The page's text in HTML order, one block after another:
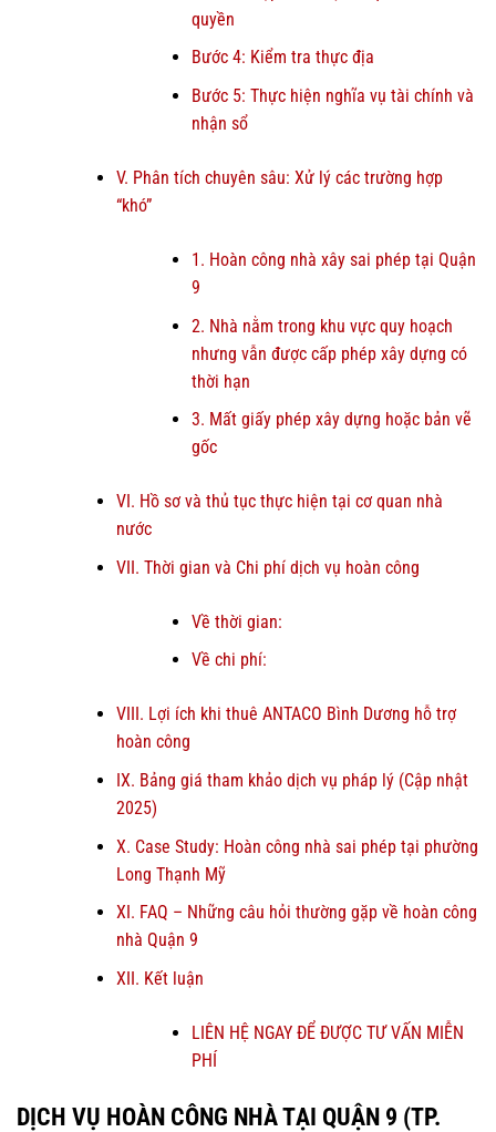
quyền
Bước 4: Kiểm tra thực địa
Bước 5: Thực hiện nghĩa vụ tài chính và
nhận sổ
V. Phân tích chuyên sâu: Xử lý các trường hợp
“khó”
1. Hoàn công nhà xây sai phép tại Quận
9
2. Nhà nằm trong khu vực quy hoạch
nhưng vẫn được cấp phép xây dựng có
thời hạn
3. Mất giấy phép xây dựng hoặc bản vẽ
gốc
VI. Hồ sơ và thủ tục thực hiện tại cơ quan nhà
nước
VII. Thời gian và Chi phí dịch vụ hoàn công
Về thời gian:
Về chi phí:
VIII. Lợi ích khi thuê ANTACO Bình Dương hỗ trợ
hoàn công
IX. Bảng giá tham khảo dịch vụ pháp lý (Cập nhật
2025)
X. Case Study: Hoàn công nhà sai phép tại phường
Long Thạnh Mỹ
XI. FAQ – Những câu hỏi thường gặp về hoàn công
nhà Quận 9
XII. Kết luận
LIÊN HỆ NGAY ĐỂ ĐƯỢC TƯ VẤN MIỄN
PHÍ
DỊCH VỤ HOÀN CÔNG NHÀ TẠI QUẬN 9 (TP.